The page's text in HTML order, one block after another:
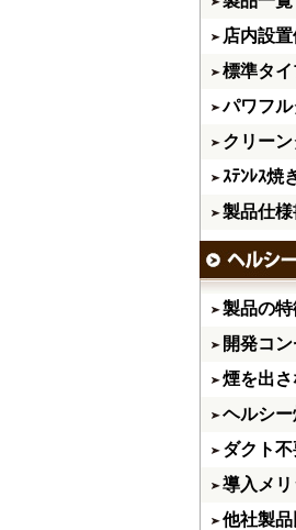
店内設置
標準タイ
パワフ
クリー
ｽﾃﾝﾚｽ焼
製品仕様
製品の特
開発コン
煙を出
ヘルシー
ダクト不
導入メリ
他社製